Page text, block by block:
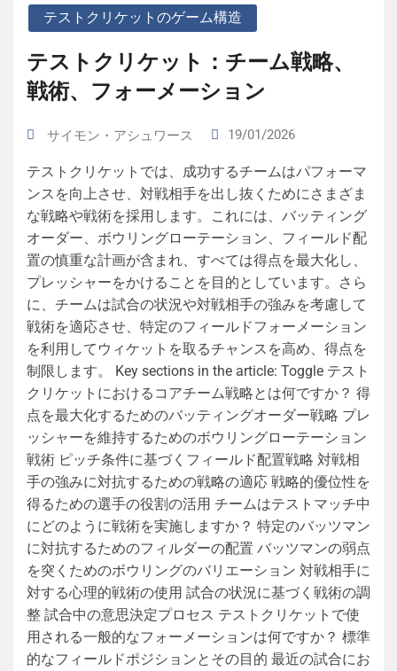
テストクリケットのゲーム構造
テストクリケット：チーム戦略、
戦術、フォーメーション
サイモン・アシュワース 19/01/2026
テストクリケットでは、成功するチームはパフォーマ
ンスを向上させ、対戦相手を出し抜くためにさまざま
な戦略や戦術を採用します。これには、バッティング
オーダー、ボウリングローテーション、フィールド配
置の慎重な計画が含まれ、すべては得点を最大化し、
プレッシャーをかけることを目的としています。さら
に、チームは試合の状況や対戦相手の強みを考慮して
戦術を適応させ、特定のフィールドフォーメーション
を利用してウィケットを取るチャンスを高め、得点を
制限します。 Key sections in the article: Toggle テスト
クリケットにおけるコアチーム戦略とは何ですか？ 得
点を最大化するためのバッティングオーダー戦略 プレ
ッシャーを維持するためのボウリングローテーション
戦術 ピッチ条件に基づくフィールド配置戦略 対戦相
手の強みに対抗するための戦略の適応 戦略的優位性を
得るための選手の役割の活用 チームはテストマッチ中
にどのように戦術を実施しますか？ 特定のバッツマン
に対抗するためのフィルダーの配置 バッツマンの弱点
を突くためのボウリングのバリエーション 対戦相手に
対する心理的戦術の使用 試合の状況に基づく戦術の調
整 試合中の意思決定プロセス テストクリケットで使
用される一般的なフォーメーションは何ですか？ 標準
的なフィールドポジションとその目的 最近の試合にお